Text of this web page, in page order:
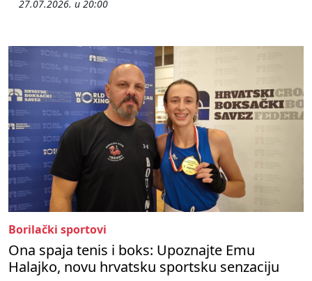
27.07.2026. u 20:00
Borilački sportovi
Ona spaja tenis i boks: Upoznajte Emu
Halajko, novu hrvatsku sportsku senzaciju